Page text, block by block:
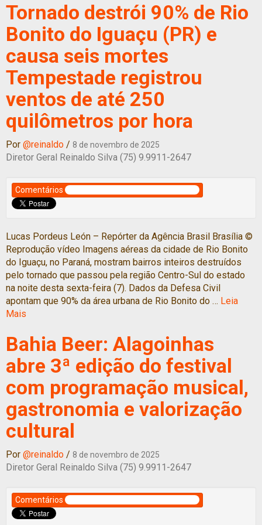
Tornado destrói 90% de Rio
Bonito do Iguaçu (PR) e
causa seis mortes
Tempestade registrou
ventos de até 250
quilômetros por hora
Por @reinaldo / 8 de novembro de 2025
Diretor Geral Reinaldo Silva (75) 9.9911-2647
Comentários
Lucas Pordeus León – Repórter da Agência Brasil Brasília ©
Reprodução vídeo Imagens aéreas da cidade de Rio Bonito
do Iguaçu, no Paraná, mostram bairros inteiros destruídos
pelo tornado que passou pela região Centro-Sul do estado
na noite desta sexta-feira (7). Dados da Defesa Civil
apontam que 90% da área urbana de Rio Bonito do … Leia
Mais
Bahia Beer: Alagoinhas
abre 3ª edição do festival
com programação musical,
gastronomia e valorização
cultural
Por @reinaldo / 8 de novembro de 2025
Diretor Geral Reinaldo Silva (75) 9.9911-2647
Comentários